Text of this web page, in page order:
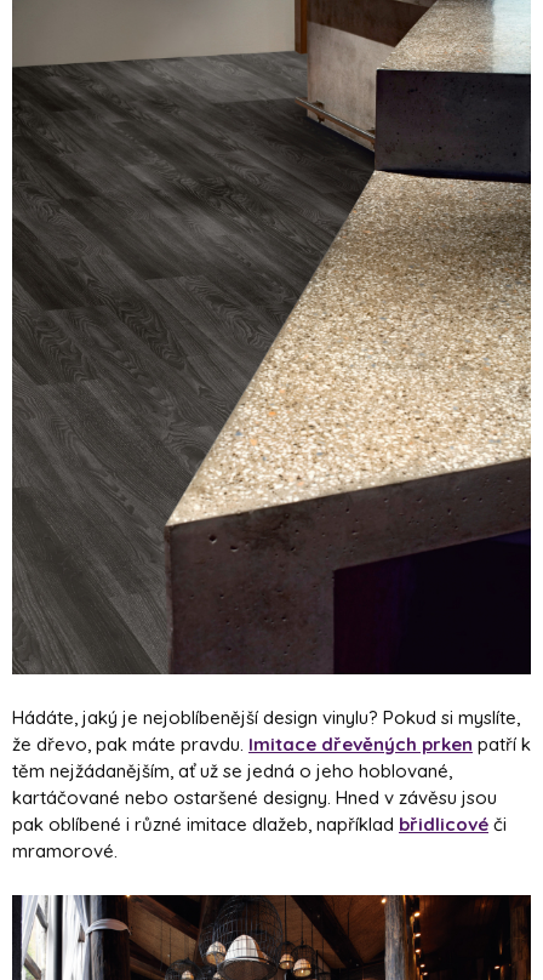
Hádáte, jaký je nejoblíbenější design vinylu? Pokud si myslíte,
že dřevo, pak máte pravdu. Imitace dřevěných prken patří k
těm nejžádanějším, ať už se jedná o jeho hoblované,
kartáčované nebo ostaršené designy. Hned v závěsu jsou
pak oblíbené i různé imitace dlažeb, například břidlicové či
mramorové.